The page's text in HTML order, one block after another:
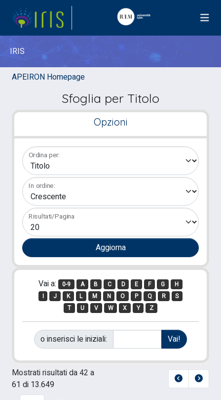
IRIS
APEIRON Homepage
Sfoglia per Titolo
Opzioni
Ordina per:
In ordine:
Risultati/Pagina
Vai a: 0-9 A B C D E F G
H
I
J K L M N O P Q R
S
T
U V W X Y Z
o inserisci le iniziali:
Mostrati risultati da 42 a
61 di 13.649